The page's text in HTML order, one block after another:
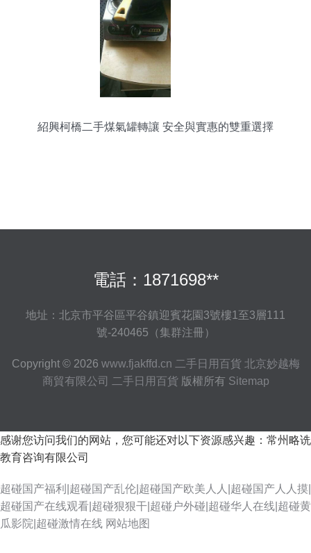
紹興柯橋二手煤氣罐轉讓 安全與實惠的雙重選擇
電話：1871698**
地址：北京市平谷區平谷鎮迎賓花園3號樓1至3層111
號-240465（集群注冊）
Copyright © 2026 www.fjakffd.cn 二手日用百貨 北京妙越梅
商貿有限公司 二手日用百貨版權所有 Sitemap
感谢您访问我们的网站，您可能还对以下资源感兴趣：常州略诜
教育咨询有限公司
超碰国产福利|超碰国产乱伦|超碰国产欧美人人|超碰国产人人摸|
超碰国产在线观看|超碰狠狠干|超碰户外碰|超碰华人在线|超碰黄
瓜影院|超碰激情在线 网站地图